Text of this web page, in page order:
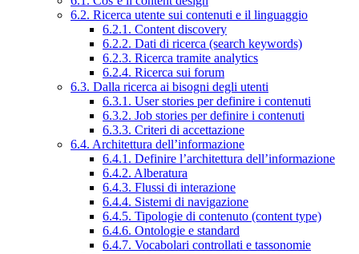
6.2. Ricerca utente sui contenuti e il linguaggio
6.2.1. Content discovery
6.2.2. Dati di ricerca (search keywords)
6.2.3. Ricerca tramite analytics
6.2.4. Ricerca sui forum
6.3. Dalla ricerca ai bisogni degli utenti
6.3.1. User stories per definire i contenuti
6.3.2. Job stories per definire i contenuti
6.3.3. Criteri di accettazione
6.4. Architettura dell’informazione
6.4.1. Definire l’architettura dell’informazione
6.4.2. Alberatura
6.4.3. Flussi di interazione
6.4.4. Sistemi di navigazione
6.4.5. Tipologie di contenuto (content type)
6.4.6. Ontologie e standard
6.4.7. Vocabolari controllati e tassonomie